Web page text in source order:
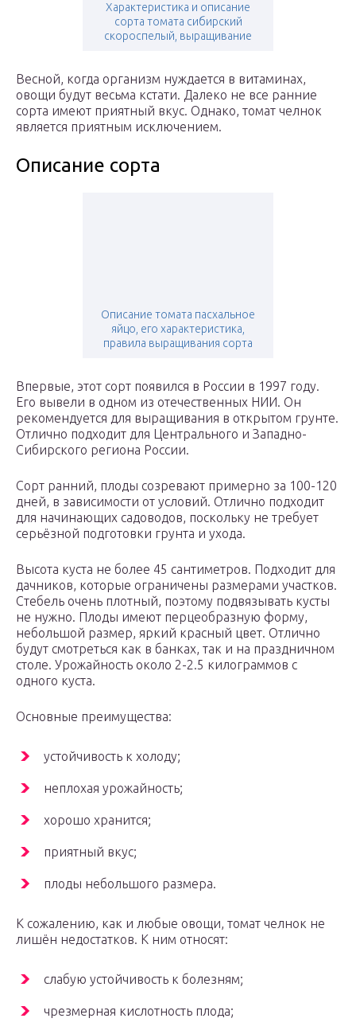
Характеристика и описание
сорта томата сибирский
скороспелый, выращивание
Весной, когда организм нуждается в витаминах,
овощи будут весьма кстати. Далеко не все ранние
сорта имеют приятный вкус. Однако, томат челнок
является приятным исключением.
Описание сорта
Описание томата пасхальное
яйцо, его характеристика,
правила выращивания сорта
Впервые, этот сорт появился в России в 1997 году.
Его вывели в одном из отечественных НИИ. Он
рекомендуется для выращивания в открытом грунте.
Отлично подходит для Центрального и Западно-
Сибирского региона России.
Сорт ранний, плоды созревают примерно за 100-120
дней, в зависимости от условий. Отлично подходит
для начинающих садоводов, поскольку не требует
серьёзной подготовки грунта и ухода.
Высота куста не более 45 сантиметров. Подходит для
дачников, которые ограничены размерами участков.
Стебель очень плотный, поэтому подвязывать кусты
не нужно. Плоды имеют перцеобразную форму,
небольшой размер, яркий красный цвет. Отлично
будут смотреться как в банках, так и на праздничном
столе. Урожайность около 2-2.5 килограммов с
одного куста.
Основные преимущества:
устойчивость к холоду;
неплохая урожайность;
хорошо хранится;
приятный вкус;
плоды небольшого размера.
К сожалению, как и любые овощи, томат челнок не
лишён недостатков. К ним относят:
слабую устойчивость к болезням;
чрезмерная кислотность плода;